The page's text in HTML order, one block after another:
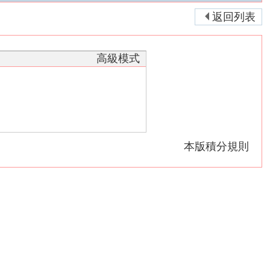
返回列表
高級模式
本版積分規則